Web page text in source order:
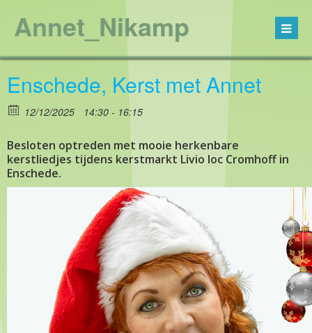
Annet_Nikamp
Enschede, Kerst met Annet
12/12/2025 14:30 - 16:15
Besloten optreden met mooie herkenbare
kerstliedjes tijdens kerstmarkt Livio loc Cromhoff in
Enschede.